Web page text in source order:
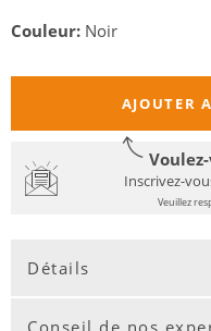
Couleur: Noir
AJOUTER
Inscrivez-
Veuillez
Détails
Conseil de nos